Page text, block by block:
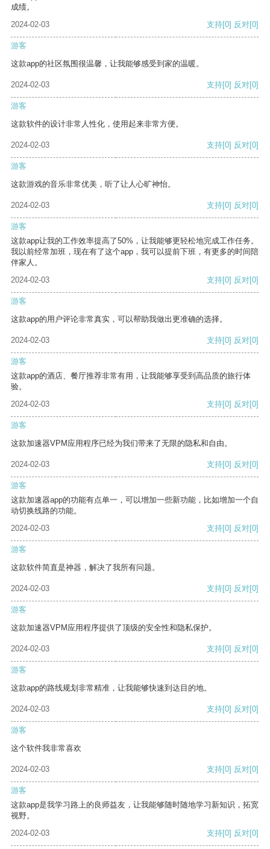
成绩。
2024-02-03
支持[0] 反对[0]
游客
这款app的社区氛围很温馨，让我能够感受到家的温暖。
2024-02-03 支持[0] 反对[0]
游客
这款软件的设计非常人性化，使用起来非常方便。
2024-02-03 支持[0] 反对[0]
游客
这款游戏的音乐非常优美，听了让人心旷神怡。
2024-02-03 支持[0] 反对[0]
游客
这款app让我的工作效率提高了50%，让我能够更轻松地完成工作任务。
我以前经常加班，现在有了这个app，我可以提前下班，有更多的时间陪
伴家人。
2024-02-03
支持[0] 反对[0]
游客
这款app的用户评论非常真实，可以帮助我做出更准确的选择。
2024-02-03 支持[0] 反对[0]
游客
这款app的酒店、餐厅推荐非常有用，让我能够享受到高品质的旅行体
验。
2024-02-03
支持[0] 反对[0]
游客
这款加速器VPM应用程序已经为我们带来了无限的隐私和自由。
2024-02-03 支持[0] 反对[0]
游客
这款加速器app的功能有点单一，可以增加一些新功能，比如增加一个自
动切换线路的功能。
2024-02-03
支持[0] 反对[0]
游客
这款软件简直是神器，解决了我所有问题。
2024-02-03 支持[0] 反对[0]
游客
这款加速器VPM应用程序提供了顶级的安全性和隐私保护。
2024-02-03 支持[0] 反对[0]
游客
这款app的路线规划非常精准，让我能够快速到达目的地。
2024-02-03 支持[0] 反对[0]
游客
这个软件我非常喜欢
2024-02-03 支持[0] 反对[0]
游客
这款app是我学习路上的良师益友，让我能够随时随地学习新知识，拓宽
视野。
2024-02-03
支持[0] 反对[0]